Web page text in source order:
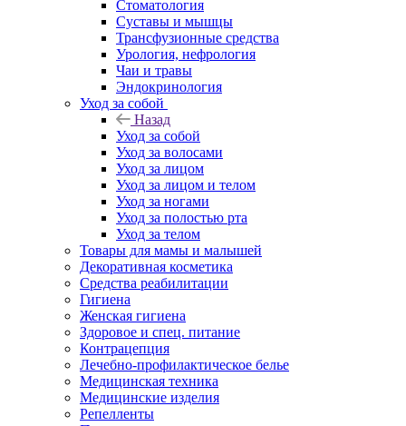
Стоматология
Суставы и мышцы
Трансфузионные средства
Урология, нефрология
Чаи и травы
Эндокринология
Уход за собой
Назад
Уход за собой
Уход за волосами
Уход за лицом
Уход за лицом и телом
Уход за ногами
Уход за полостью рта
Уход за телом
Товары для мамы и малышей
Декоративная косметика
Средства реабилитации
Гигиена
Женская гигиена
Здоровое и спец. питание
Контрацепция
Лечебно-профилактическое белье
Медицинская техника
Медицинские изделия
Репелленты